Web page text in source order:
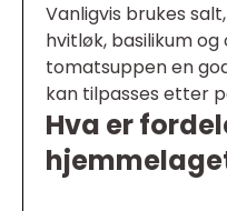
Vanligvis brukes
hvitløk, basilikum
tomatsuppen en
kan tilpasses etter
Hva er